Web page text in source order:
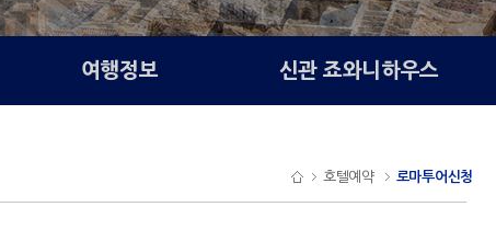
여행정보 신관 죠와니하우스
호텔예약 로마투어신청